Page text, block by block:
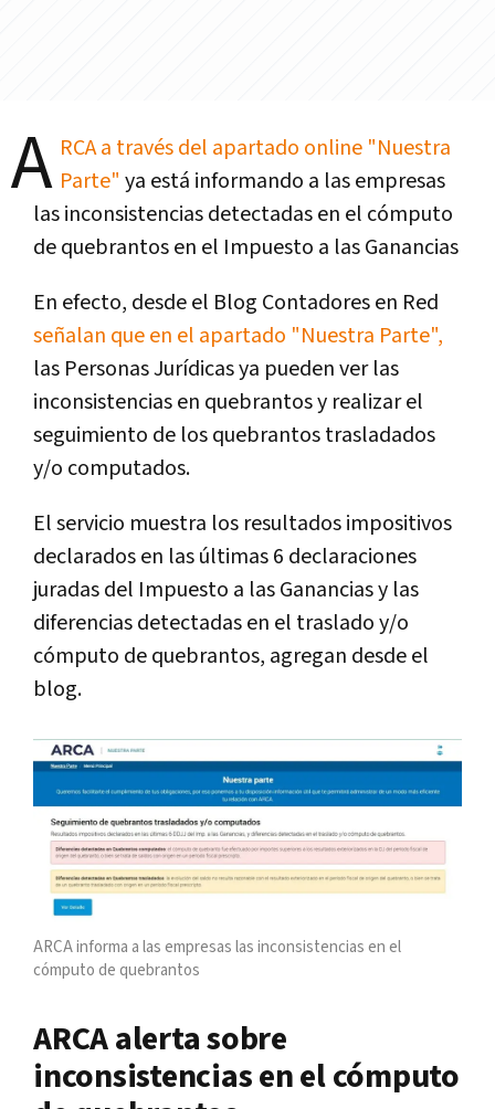
A RCA a través del apartado online "Nuestra
Parte" ya está informando a las empresas
las inconsistencias detectadas en el cómputo
de quebrantos en el Impuesto a las Ganancias
En efecto, desde el Blog Contadores en Red
señalan que en el apartado "Nuestra Parte",
las Personas Jurídicas ya pueden ver las
inconsistencias en quebrantos y realizar el
seguimiento de los quebrantos trasladados
y/o computados.
El servicio muestra los resultados impositivos
declarados en las últimas 6 declaraciones
juradas del Impuesto a las Ganancias y las
diferencias detectadas en el traslado y/o
cómputo de quebrantos, agregan desde el
blog.
ARCA informa a las empresas las inconsistencias en el
cómputo de quebrantos
ARCA alerta sobre
inconsistencias en el cómputo